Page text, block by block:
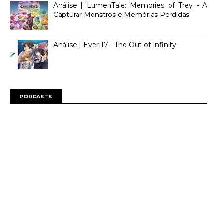
Análise | LumenTale: Memories of Trey - A
Capturar Monstros e Memórias Perdidas
Análise | Ever 17 - The Out of Infinity
PODCASTS